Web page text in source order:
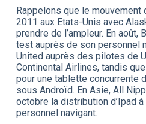
Rappelons que le mouvement
2011 aux Etats-Unis avec
prendre de l’ampleur. En août,
test auprès de son personnel
United auprès des pilotes de
Continental Airlines, tandis
pour une tablette concurrente
sous Androïd. En Asie, All
octobre la distribution d’Ipad
personnel navigant.